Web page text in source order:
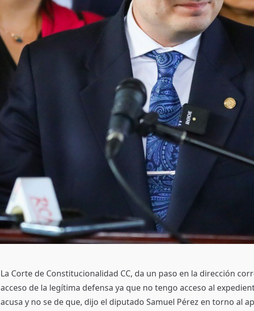
La Corte de Constitucionalidad CC, da un paso en la dirección
acceso de la legítima defensa ya que no tengo acceso al
acusa y no se de que, dijo el diputado Samuel Pérez en torno al